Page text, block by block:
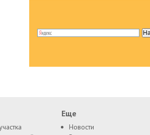
Еще
Новости